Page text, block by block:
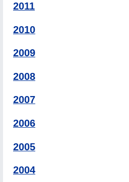
2011
2010
2009
2008
2007
2006
2005
2004